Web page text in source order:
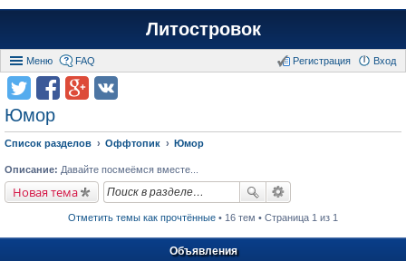
Литостровок
Меню FAQ Вход
Регистрация
Юмор
Список разделов Оффтопик Юмор
Описание: Давайте посмеёмся вместе...
Новая тема
Отметить темы как прочтённые • 16 тем • Страница 1 из 1
Объявления